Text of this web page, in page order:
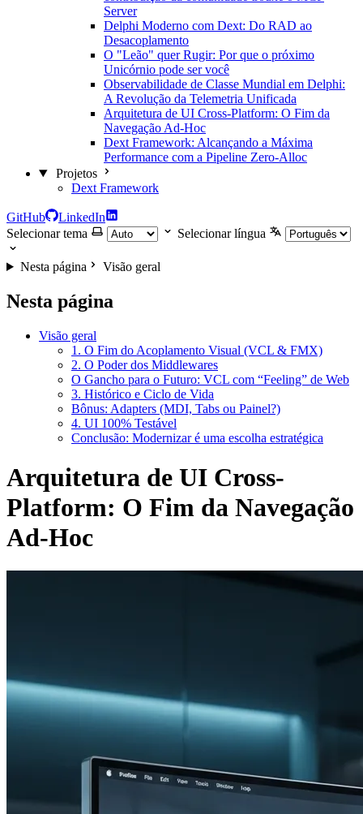
Server
Delphi Moderno com Dext: Do RAD ao
Desacoplamento
O "Leão" quer Rugir: Por que o próximo
Unicórnio pode ser você
Observabilidade de Classe Mundial em Delphi:
A Revolução da Telemetria Unificada
Arquitetura de UI Cross-Platform: O Fim da
Navegação Ad-Hoc
Dext Framework: Alcançando a Máxima
Performance com a Pipeline Zero-Alloc
Projetos
Dext Framework
GitHub
LinkedIn
Selecionar tema
Selecionar língua
Nesta página Visão geral
Nesta página
Visão geral
1. O Fim do Acoplamento Visual (VCL & FMX)
2. O Poder dos Middlewares
O Gancho para o Futuro: VCL com “Feeling” de Web
3. Histórico e Ciclo de Vida
Bônus: Adapters (MDI, Tabs ou Painel?)
4. UI 100% Testável
Conclusão: Modernizar é uma escolha estratégica
Arquitetura de UI Cross-
Platform: O Fim da Navegação
Ad-Hoc